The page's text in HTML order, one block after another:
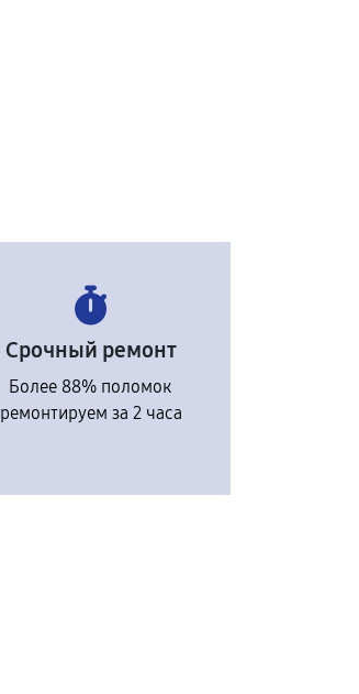
Срочный ремонт
Более 88% поломок
ремонтируем за 2 часа